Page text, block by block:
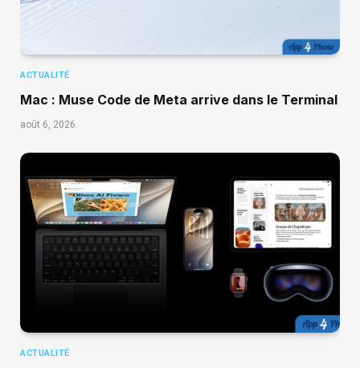
ACTUALITÉ
Mac : Muse Code de Meta arrive dans le Terminal
août 6, 2026
ACTUALITÉ